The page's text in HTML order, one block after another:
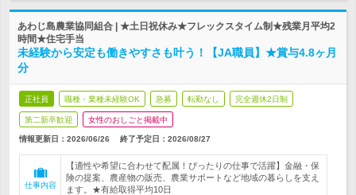
あわじ島農業協同組合 | ★土日祝休み★フレックスタイム制★残業月平均2
時間★住宅手当
未経験から安定も働きやすさも叶う！【JA職員】★賞与4.8ヶ月
分
正社員 職種・業種未経験OK 急募 転勤なし 完全週休2日制
第二新卒歓迎 女性のおしごと掲載中
情報更新日：2026/06/26 終了予定日： 2026/08/27
仕事内容
【適性や希望に合わせて配属！ぴったりの仕事で活躍】金融・保
険の提案、農産物の販売、農業サポートなど地域の暮らしを支え
ます。★有給取得平均10日